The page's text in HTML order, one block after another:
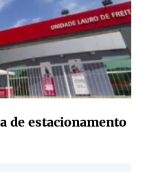
de estacionamento